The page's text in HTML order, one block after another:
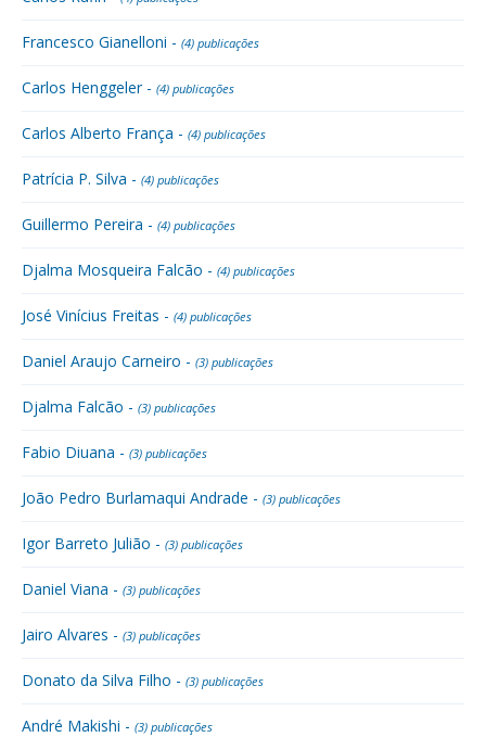
Francesco Gianelloni - (4) publicações
Carlos Henggeler - (4) publicações
Carlos Alberto França - (4) publicações
Patrícia P. Silva - (4) publicações
Guillermo Pereira - (4) publicações
Djalma Mosqueira Falcão - (4) publicações
José Vinícius Freitas - (4) publicações
Daniel Araujo Carneiro - (3) publicações
Djalma Falcão - (3) publicações
Fabio Diuana - (3) publicações
João Pedro Burlamaqui Andrade - (3) publicações
Igor Barreto Julião - (3) publicações
Daniel Viana - (3) publicações
Jairo Alvares - (3) publicações
Donato da Silva Filho - (3) publicações
André Makishi - (3) publicações